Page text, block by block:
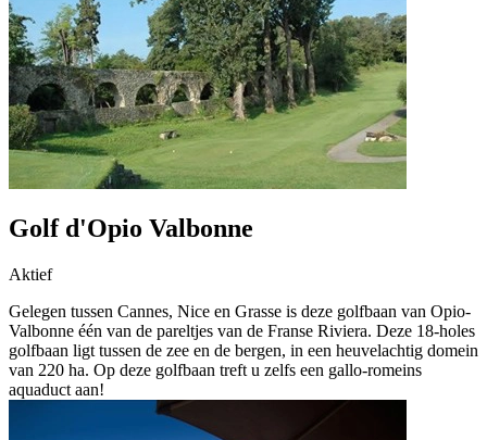
Golf d'Opio Valbonne
Aktief
Gelegen tussen Cannes, Nice en Grasse is deze golfbaan van Opio-
Valbonne één van de pareltjes van de Franse Riviera. Deze 18-holes
golfbaan ligt tussen de zee en de bergen, in een heuvelachtig domein
van 220 ha. Op deze golfbaan treft u zelfs een gallo-romeins
aquaduct aan!